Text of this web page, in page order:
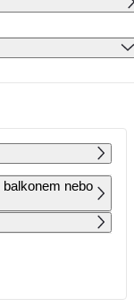
SO NE
3
5 709
4
5 709